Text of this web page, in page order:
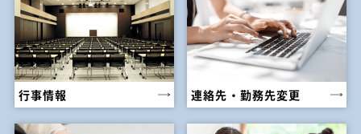
行事情報 連絡先・勤務先変更